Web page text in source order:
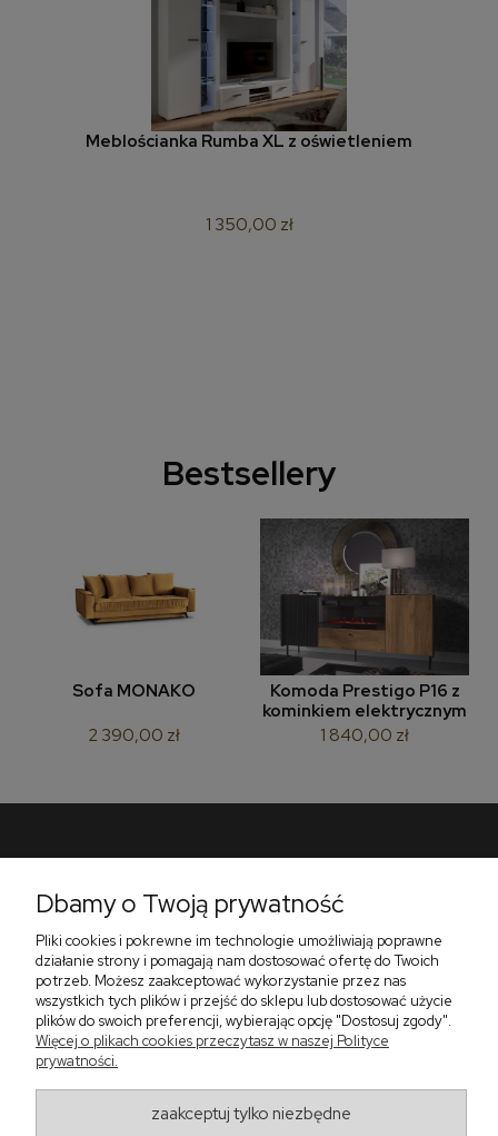
Meblościanka Rumba XL z oświetleniem
1 350,00 zł
Bestsellery
Sofa MONAKO
2 390,00 zł
Komoda Prestigo P16 z
kominkiem elektrycznym
1 840,00 zł
Pomoc
Płatności i dostawa
O nas
Zadzwoń do nas telefon +48 513 591 067
ul. Wolności 130
Zbrosławice 42-674
Dbamy o Twoją prywatność
Pliki cookies i pokrewne im technologie umożliwiają poprawne
działanie strony i pomagają nam dostosować ofertę do Twoich
potrzeb. Możesz zaakceptować wykorzystanie przez nas
wszystkich tych plików i przejść do sklepu lub dostosować użycie
plików do swoich preferencji, wybierając opcję "Dostosuj zgody".
Więcej o plikach cookies przeczytasz w naszej Polityce
prywatności.
zaakceptuj tylko niezbędne